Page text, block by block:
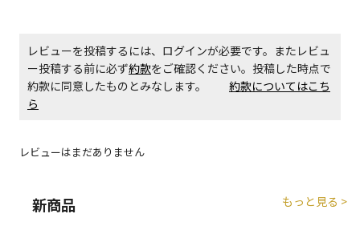
レビューを投稿するには、ログインが必要です。またレビュ
ー投稿する前に必ず約款をご確認ください。投稿した時点で
約款に同意したものとみなします。 約款についてはこち
ら
レビューはまだありません
新商品 もっと見る >